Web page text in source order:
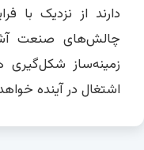
دارند از نزدیک با
چالش‌های صنعت
زمینه‌ساز شکل‌گیری
اشتغال در آینده